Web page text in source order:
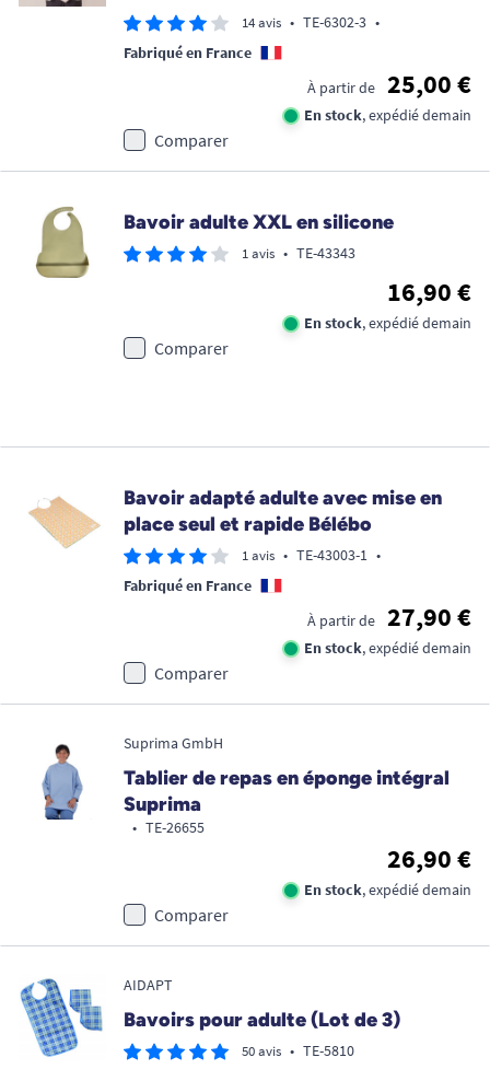
14 avis • TE-6302-3 •
Fabriqué en France
À partir de
25,00 €
En stock, expédié demain
Comparer
Bavoir adulte XXL en silicone
1 avis • TE-43343
16,90 €
En stock, expédié demain
Comparer
Bavoir adapté adulte avec mise en
place seul et rapide Bélébo
1 avis • TE-43003-1 •
Fabriqué en France
À partir de
27,90 €
En stock, expédié demain
Comparer
Suprima GmbH
Tablier de repas en éponge intégral
Suprima
• TE-26655
26,90 €
En stock, expédié demain
Comparer
AIDAPT
Bavoirs pour adulte (Lot de 3)
50 avis • TE-5810